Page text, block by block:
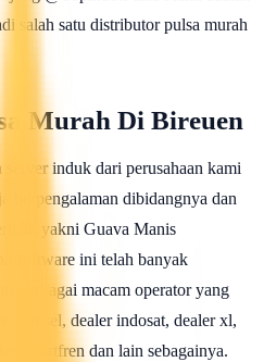
salah satu distributor pulsa murah
Murah Di Bireuen
server induk dari perusahaan kami
berpengalaman dibidangnya dan
yakni Guava Manis
software ini telah banyak
berbagai macam operator yang
dealer indosat, dealer xl,
smartfren dan lain sebagainya.